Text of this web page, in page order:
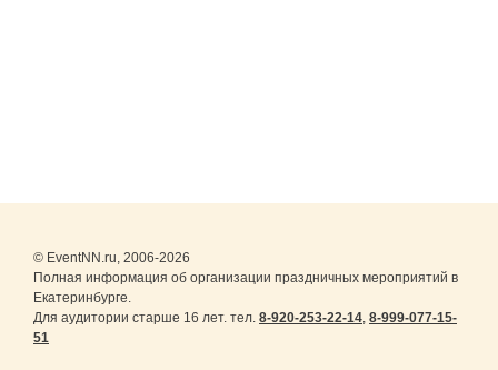
© EventNN.ru, 2006-2026
Полная информация об организации праздничных мероприятий в
Екатеринбурге.
Для аудитории старше 16 лет. тел. 8-920-253-22-14, 8-999-077-15-
51